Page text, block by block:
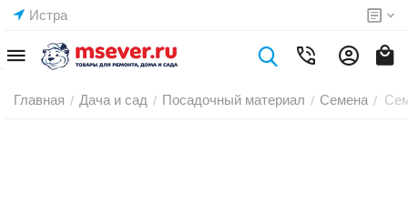
Истра
Главная / Дача и сад / Посадочный материал / Семена /